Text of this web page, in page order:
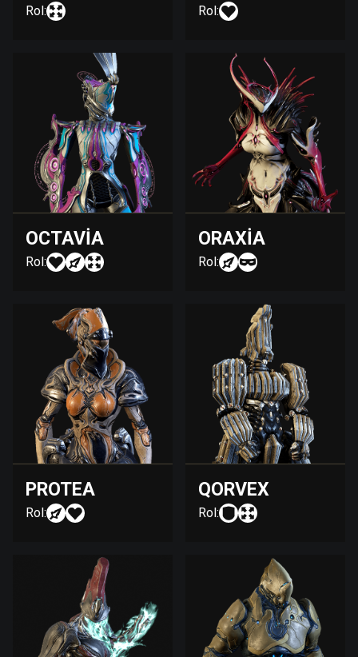
Rol: Rol:
OCTAVIA
Rol:
ORAXIA
Rol:
PROTEA
Rol:
QORVEX
Rol: